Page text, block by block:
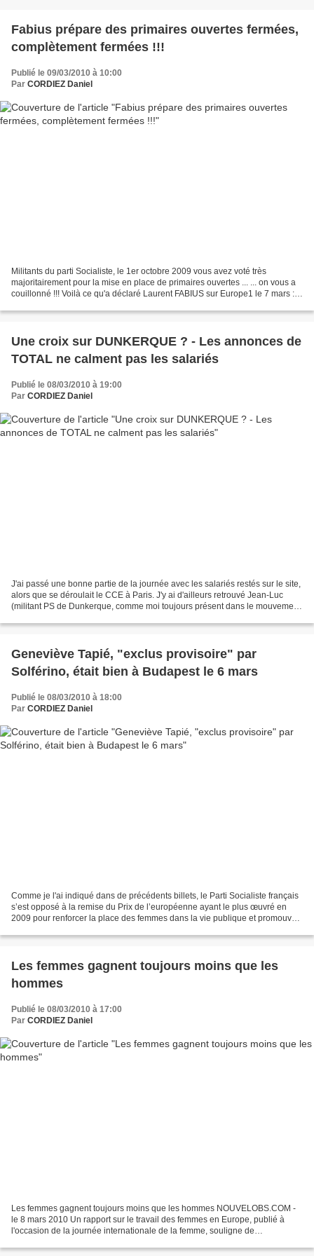
Fabius prépare des primaires ouvertes fermées,
complètement fermées !!!
Publié le 09/03/2010 à 10:00
Par CORDIEZ Daniel
Militants du parti Socialiste, le 1er octobre 2009 vous avez voté très
majoritairement pour la mise en place de primaires ouvertes ... ... on vous a
couillonné !!! Voilà ce qu'a déclaré Laurent FABIUS sur Europe1 le 7 mars :
Une croix sur DUNKERQUE ? - Les annonces de
TOTAL ne calment pas les salariés
Publié le 08/03/2010 à 19:00
Par CORDIEZ Daniel
J'ai passé une bonne partie de la journée avec les salariés restés sur le site,
alors que se déroulait le CCE à Paris. J'y ai d'ailleurs retrouvé Jean-Luc
(militant PS de Dunkerque, comme moi toujours présent dans le mouvement
Geneviève Tapié, "exclus provisoire" par
Solférino, était bien à Budapest le 6 mars
Publié le 08/03/2010 à 18:00
Par CORDIEZ Daniel
Comme je l'ai indiqué dans de précédents billets, le Parti Socialiste français
s’est opposé à la remise du Prix de l’européenne ayant le plus œuvré en
2009 pour renforcer la place des femmes dans la vie publique et promouvoir
Les femmes gagnent toujours moins que les
hommes
Publié le 08/03/2010 à 17:00
Par CORDIEZ Daniel
Les femmes gagnent toujours moins que les hommes NOUVELOBS.COM -
le 8 mars 2010 Un rapport sur le travail des femmes en Europe, publié à
l'occasion de la journée internationale de la femme, souligne de